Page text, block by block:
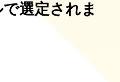
選定されま